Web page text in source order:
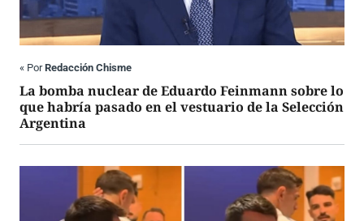
« PorRedacción Chisme
La bomba nuclear de Eduardo Feinmann sobre lo
que habría pasado en el vestuario de la Selección
Argentina